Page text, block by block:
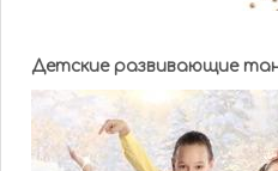
Детские развивающие